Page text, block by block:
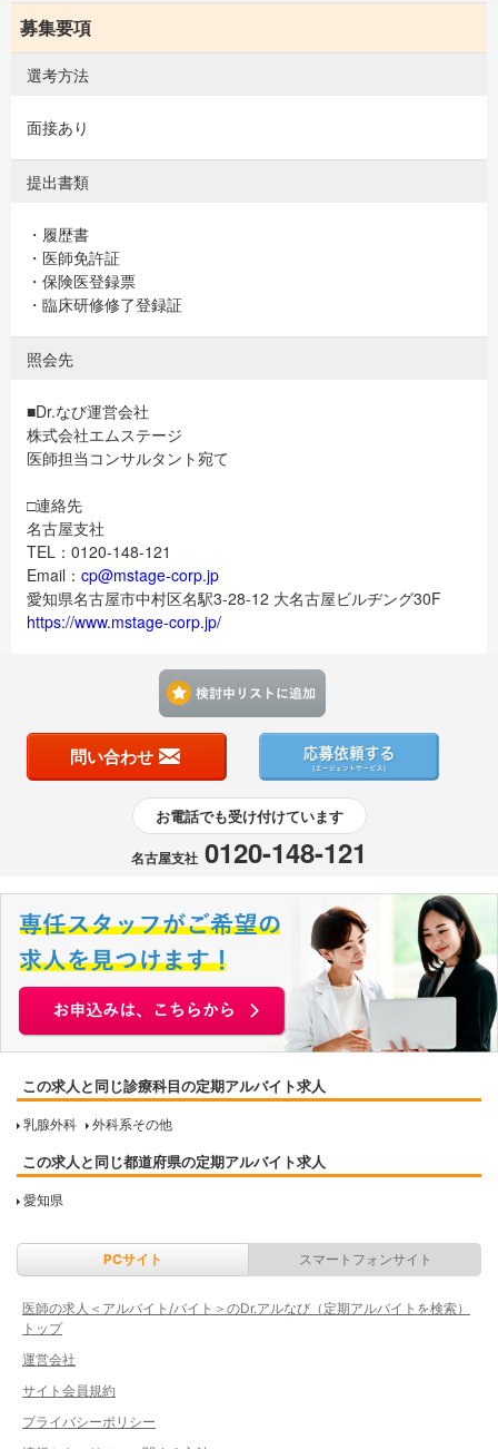
募集要項
選考方法
面接あり
提出書類
・履歴書
・医師免許証
・保険医登録票
・臨床研修修了登録証
照会先
■Dr.なび運営会社
株式会社エムステージ
医師担当コンサルタント宛て
□連絡先
名古屋支社
TEL：0120-148-121
Email： cp@mstage-corp.jp
愛知県名古屋市中村区名駅3-28-12 大名古屋ビルヂング30F
https://www.mstage-corp.jp/
問い合わせ
お電話でも受け付けています
名古屋支社 0120-148-121
この求人と同じ診療科目の定期アルバイト求人
乳腺外科 外科系その他
この求人と同じ都道府県の定期アルバイト求人
愛知県
PCサイト スマートフォンサイト
医師の求人＜アルバイト/バイト＞のDr.アルなび（定期アルバイトを検索）
トップ
運営会社
サイト会員規約
プライバシーポリシー